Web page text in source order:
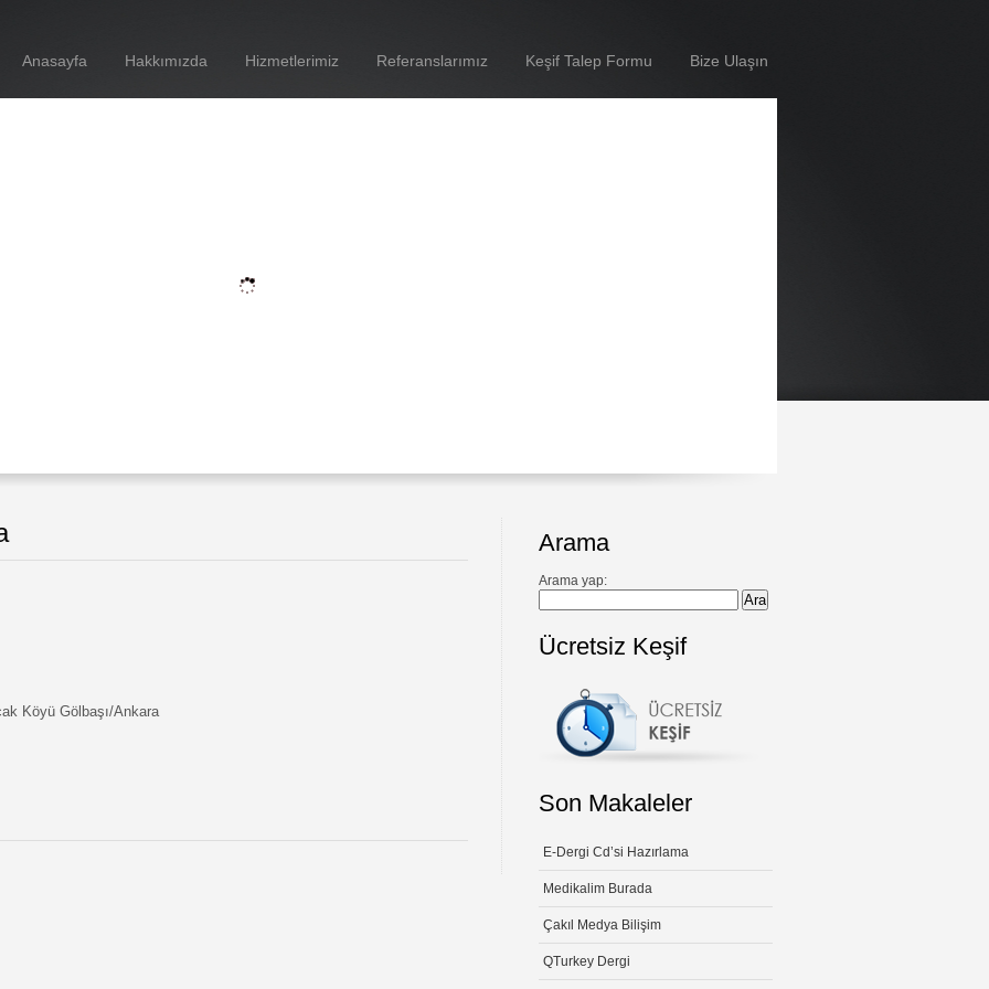
Anasayfa Hakkımızda Hizmetlerimiz Referanslarımız Keşif Talep Formu Bize Ulaşın
Köyü Gölbaşı/Ankara
Arama
Arama yap:
Ücretsiz Keşif
Son Makaleler
E-Dergi Cd’si Hazırlama
Medikalim Burada
Çakıl Medya Bilişim
QTurkey Dergi